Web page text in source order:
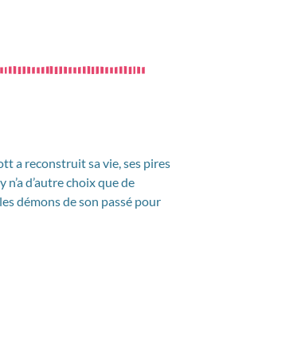
a reconstruit sa vie, ses pires
d’autre choix que de
démons de son passé pour